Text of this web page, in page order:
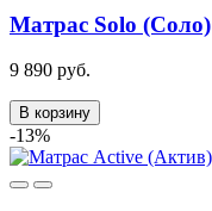
Матрас Solo (Соло)
9 890 руб.
В корзину
-13%